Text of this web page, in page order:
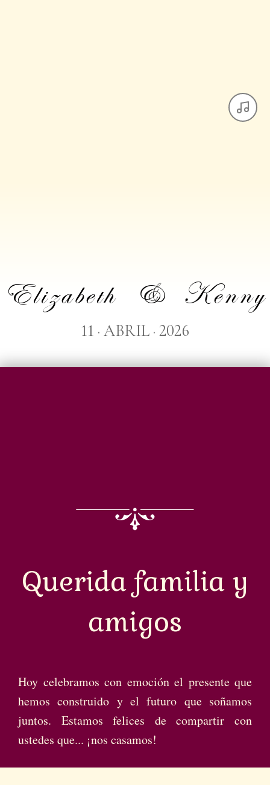
Elizabeth & Kenny
11 · ABRIL · 2026
Querida familia y
amigos
Hoy celebramos con emoción el presente que
hemos construido y el futuro que soñamos
juntos. Estamos felices de compartir con
ustedes que... ¡nos casamos!